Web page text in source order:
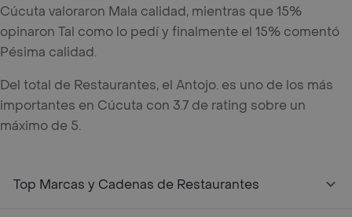
Cúcuta valoraron Mala calidad, mientras que 15%
opinaron Tal como lo pedí y finalmente el 15% comentó
Pésima calidad.
Del total de Restaurantes, el Antojo. es uno de los más
importantes en Cúcuta con 3.7 de rating sobre un
máximo de 5.
Top Marcas y Cadenas de Restaurantes